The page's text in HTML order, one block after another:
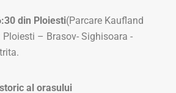
din Ploiesti(Parcare Kaufland
Ploiesti – Brasov- Sighisoara -
al orasului